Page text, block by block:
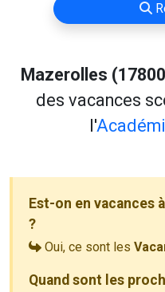
Mazerolles
des vacances
l'
Est-on en vacances
?
Oui, ce sont les
Quand sont les